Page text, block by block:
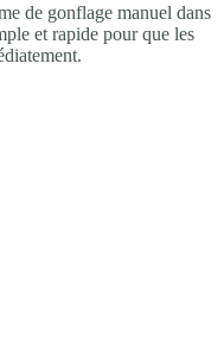
de gonflage manuel dans
et rapide pour que les